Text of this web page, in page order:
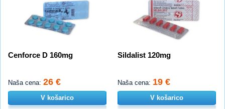
Cenforce D 160mg
Naša cena: 26 €
V košarico
Sildalist 120mg
Naša cena: 19 €
V košarico